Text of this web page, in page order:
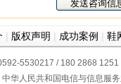
| 版权声明 | 成功案例 | 鞋
5530217 / 180 2868 1251
中华人民共和国电信与信息服